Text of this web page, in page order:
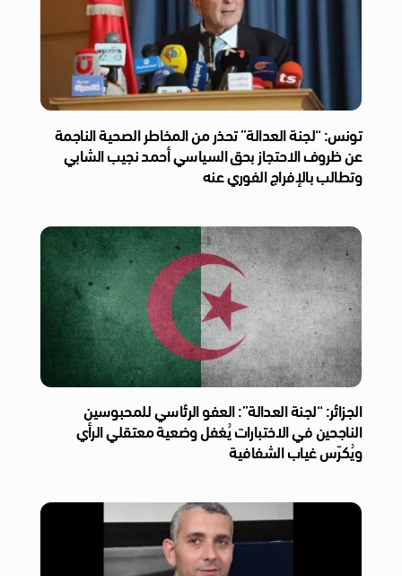
تونس: “لجنة العدالة” تحذر من المخاطر الصحية الناجمة
عن ظروف الاحتجاز بحق السياسي أحمد نجيب الشابي
وتطالب بالإفراج الفوري عنه
الجزائر: “لجنة العدالة”: العفو الرئاسي للمحبوسين
الناجحين في الاختبارات يُغفل وضعية معتقلي الرأي
ويُكرّس غياب الشفافية